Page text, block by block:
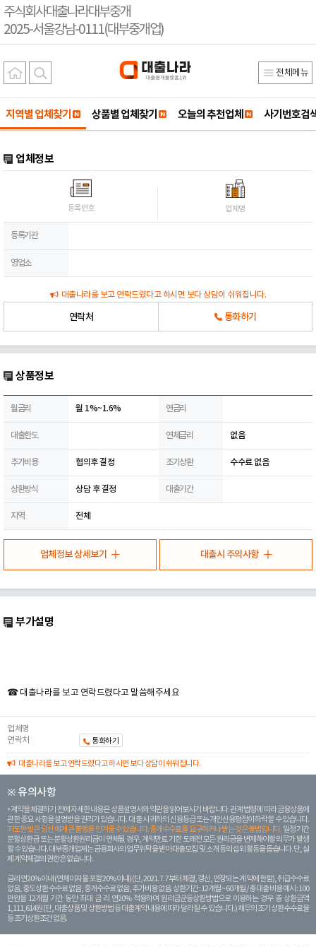
주식회사대출나라대부중개
2025-서울강남-0111(대부중개업)
전체메뉴
지역별 업체찾기 상품별 업체찾기 오늘의 추천업체 사기번호검
업체정보
등록번호 업체명
등록기관
영업소
대출나라를 보고 연락드렸다고 하시면 보다 상담이 쉬워집니다.
연락처 통화하기
상품정보
월금리 월 1%~1.6% 연금리
대출한도 연체금리 없음
추가비용 협의후 결정 조기상환 수수료 없음
상환방식 상담 후 결정 대출기간
지역 전체
업체정보 상세보기 대출시 주의사항
부가설명
☎ 대출나라를 보고 연락드렸다고 말씀해주세요
업체명
연락처
통화하기
대출나라를 보고 연락드렸다고 하시면 보다 상담이 쉬워집니다.
※ 유의사항
계약을 체결하기 전에 자세한 내용은 상품설명서와 약관을 읽어보시기 바랍니다. 관계 법령에 따라 금융상품에
관한 중요 사항을 설명받을 권리가 있습니다. 대 출 시 귀하의 신용등급 또는 개인신용평점이 하락할 수 있습니다.
과도한 빚은 당신 에게 큰 불행을 안겨줄 수 있습니다. 중개수수료를 요구하거나 받는 것은 불법입니다. 일정 기간
분할상환금 또는 분할상환원리금이 연체될 경우, 계약만료 기한 도래전 모든 원리금을 변제해야할 의무가 발생
할 수 있습니다. 대부중개업체는 금융회사의 업무위탁을 받아 대출모집 및 소개 등의 섭외 활동을 돕습니다. 단, 실
제 계약체결의 권한은 없습니다.
금리 연20% 이내 (연체이자율 포함 20% 이내) (단, 2021. 7. 7부터 체결, 갱신, 연장되는 계 약에 한함), 취급수수료
없음, 중도상환 수수료 없음, 중개수수료 없음, 추가비용 없음. 상환기간 : 12개월 ~ 60개월 / 총 대출 비용 예시 : 100
만원을 12개월 기간 동안 최대 금 리 연20% 적용하여 원리금균등상환방법으로 이용하는 경우 총 상환금액
1,111,614원 (단, 대출상품 및 상환방법 등 대출계약 내용에 따라 달라질 수 있습니다.) 채무의 조기 상환수수료율
등 조기상환조건 없음.